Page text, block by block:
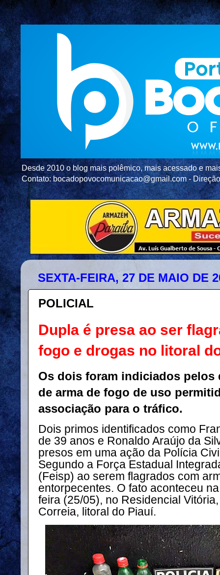
Desde 2010 o blog mais polêmico, mais acessado e
Contato: bocadopovocomunicacao@gmail.com -
SEXTA-FEIRA, 27 DE MAIO DE
POLICIAL
Dupla é presa ao ser
fogo e drogas no litoral
Os dois foram indiciados pelos
de arma de fogo de uso
associação para o tráfico.
Dois primos identificados como
de 39 anos e Ronaldo Araújo da
presos em uma ação da Polícia
Segundo a Força Estadual
(Feisp) ao serem flagrados com
entorpecentes. O fato aconteceu
feira (25/05), no Residencial
Correia, litoral do Piauí.